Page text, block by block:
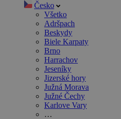
Česko
Všetko
Adršpach
Beskydy
Biele Karpaty
Brno
Harrachov
Jeseníky
Jizerské hory
Južná Morava
Južné Čechy
Karlove Vary
…